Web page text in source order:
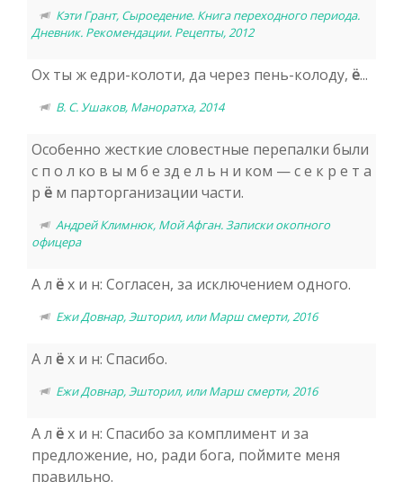
Кэти Грант, Сыроедение. Книга переходного периода.
Дневник. Рекомендации. Рецепты, 2012
Ох ты ж едри-колоти, да через пень-колоду, ё...
В. С. Ушаков, Маноратха, 2014
Особенно жесткие словестные перепалки были
с п о л ко в ы м б е зд е л ь н и ком — с е к р е т а
р ё м парторганизации части.
Андрей Климнюк, Мой Афган. Записки окопного
офицера
А л ёх и н: Согласен, за исключением одного.
Ежи Довнар, Эшторил, или Марш смерти, 2016
А л ёх и н: Спасибо.
Ежи Довнар, Эшторил, или Марш смерти, 2016
А л ёх и н: Спасибо за комплимент и за
предложение, но, ради бога, поймите меня
правильно.